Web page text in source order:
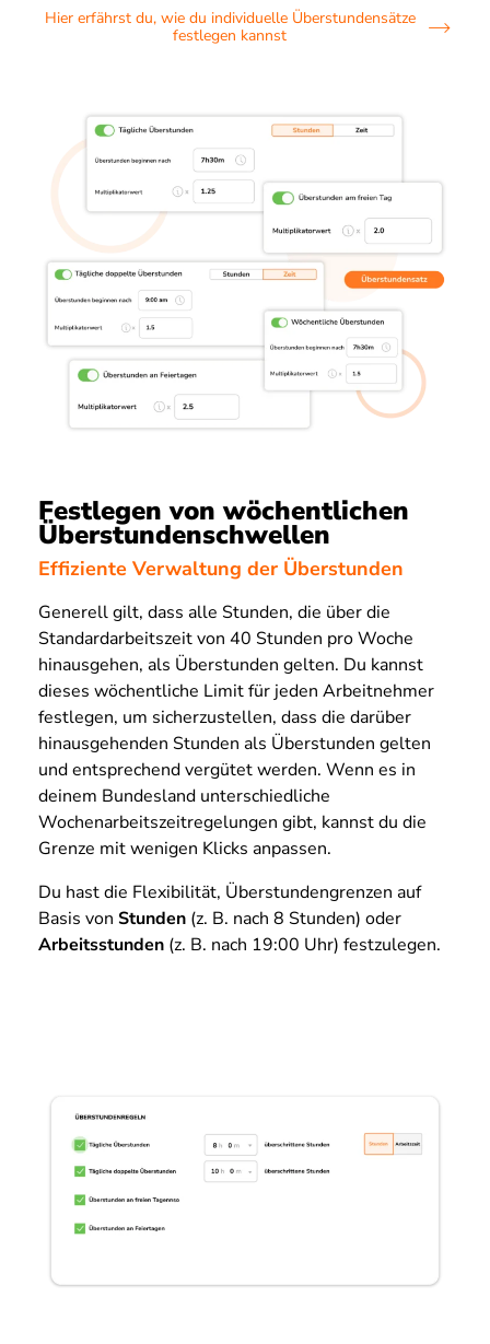
Hier erfährst du, wie du individuelle Überstundensätze
festlegen kannst
Festlegen von wöchentlichen
Überstundenschwellen
Effiziente Verwaltung der Überstunden
Generell gilt, dass alle Stunden, die über die
Standardarbeitszeit von 40 Stunden pro Woche
hinausgehen, als Überstunden gelten. Du kannst
dieses wöchentliche Limit für jeden Arbeitnehmer
festlegen, um sicherzustellen, dass die darüber
hinausgehenden Stunden als Überstunden gelten
und entsprechend vergütet werden. Wenn es in
deinem Bundesland unterschiedliche
Wochenarbeitszeitregelungen gibt, kannst du die
Grenze mit wenigen Klicks anpassen.
Du hast die Flexibilität, Überstundengrenzen auf
Basis von Stunden (z. B. nach 8 Stunden) oder
Arbeitsstunden (z. B. nach 19:00 Uhr) festzulegen.